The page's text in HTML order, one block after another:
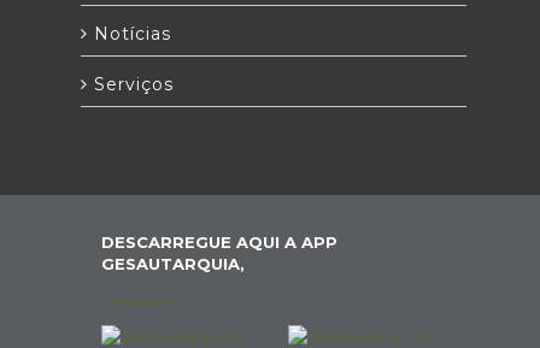
Notícias
Serviços
DESCARREGUE AQUI A APP
GESAUTARQUIA,